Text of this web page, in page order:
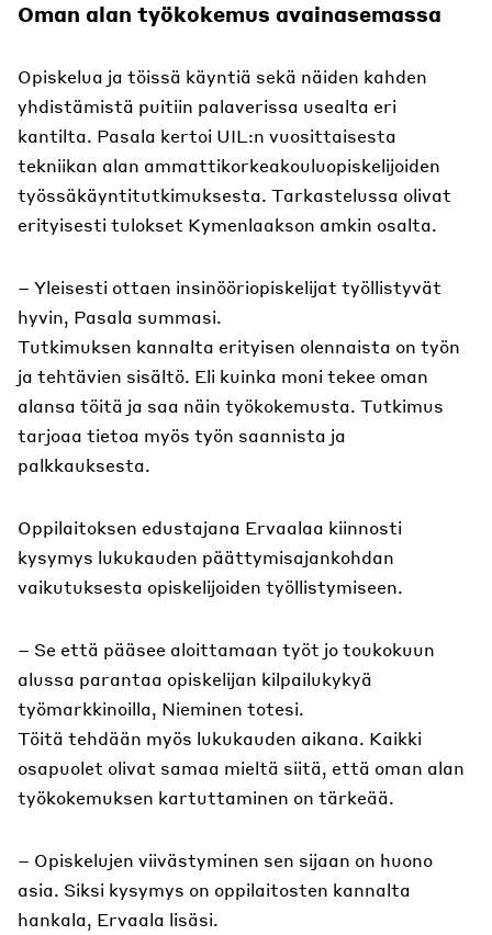
Oman alan työkokemus avainasemassa
Opiskelua ja töissä käyntiä sekä näiden kahden
yhdistämistä puitiin palaverissa usealta eri
kantilta. Pasala kertoi UIL:n vuosittaisesta
tekniikan alan ammattikorkeakouluopiskelijoiden
työssäkäyntitutkimuksesta. Tarkastelussa olivat
erityisesti tulokset Kymenlaakson amkin osalta.
– Yleisesti ottaen insinööriopiskelijat työllistyvät
hyvin, Pasala summasi.
Tutkimuksen kannalta erityisen olennaista on työn
ja tehtävien sisältö. Eli kuinka moni tekee oman
alansa töitä ja saa näin työkokemusta. Tutkimus
tarjoaa tietoa myös työn saannista ja
palkkauksesta.
Oppilaitoksen edustajana Ervaalaa kiinnosti
kysymys lukukauden päättymisajankohdan
vaikutuksesta opiskelijoiden työllistymiseen.
– Se että pääsee aloittamaan työt jo toukokuun
alussa parantaa opiskelijan kilpailukykyä
työmarkkinoilla, Nieminen totesi.
Töitä tehdään myös lukukauden aikana. Kaikki
osapuolet olivat samaa mieltä siitä, että oman alan
työkokemuksen kartuttaminen on tärkeää.
– Opiskelujen viivästyminen sen sijaan on huono
asia. Siksi kysymys on oppilaitosten kannalta
hankala, Ervaala lisäsi.